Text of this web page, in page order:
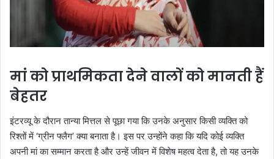
मां को प्राथमिकता देने वालों को मानती हैं
बेहतर
इंटरव्यू के दौरान तान्या मित्तल से पूछा गया कि उनके अनुसार किसी व्यक्ति को
रिश्तों में ‘ग्रीन फ्लैग’ क्या बनाता है। इस पर उन्होंने कहा कि यदि कोई व्यक्ति
अपनी मां का सम्मान करता है और उन्हें जीवन में विशेष महत्व देता है, तो यह उनके